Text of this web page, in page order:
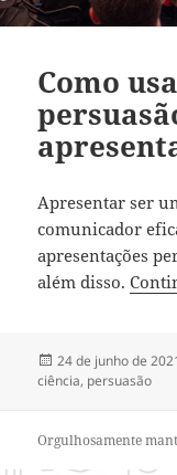
Como
Apresentar ser
comunicador
apresentações
além disso.
Publicado
em
24 de junho de
ciência, persuasão
Orgulhosamente